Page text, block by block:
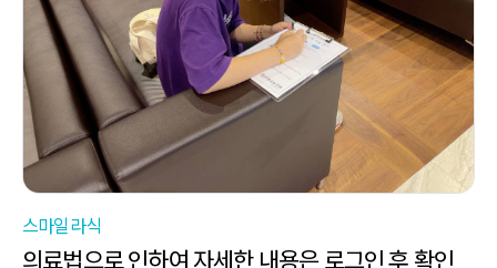
스마일라식
의료법으로 인하여 자세한 내용은 로그인 후 확인